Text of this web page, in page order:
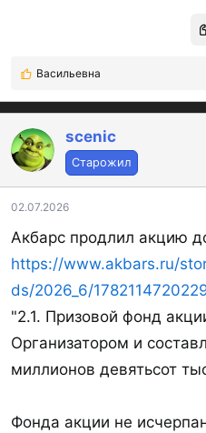
кредитных
Список обновляемый,
регионе появился
Озон Банк.
Спойлер:Скриншоты
Спойлер:
Вложения
Р
е
а
к
ц
и
и
:
Васильевна
scenic
Старожил
02.07.2026
Акбарс продлил акцию
https://www.akbars.ru/
ds/2026_6/
"2.1. Призовой фонд
Организатором и
миллионов девятьсот
Фонда акции не